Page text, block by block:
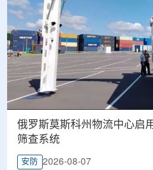
俄罗斯莫斯科州物流中心启
筛查系统
安防 2026-08-07